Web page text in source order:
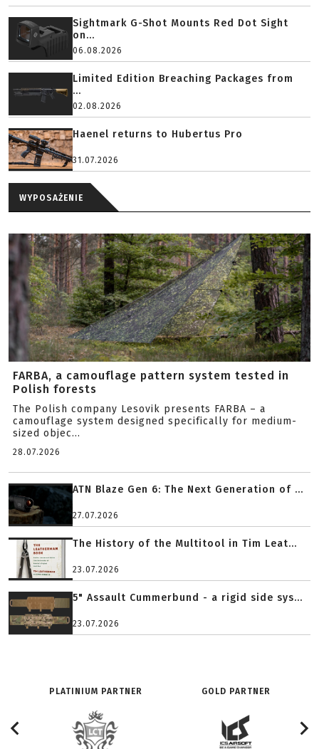
Sightmark G-Shot Mounts Red Dot Sight
on...
06.08.2026
Limited Edition Breaching Packages from
...
02.08.2026
Haenel returns to Hubertus Pro
31.07.2026
WYPOSAŻENIE
FARBA, a camouflage pattern system tested in
Polish forests
The Polish company Lesovik presents FARBA – a
camouflage system designed specifically for medium-
sized objec...
28.07.2026
ATN Blaze Gen 6: The Next Generation of ...
27.07.2026
The History of the Multitool in Tim Leat...
23.07.2026
5" Assault Cummerbund - a rigid side sys...
23.07.2026
PLATINIUM PARTNER GOLD PARTNER